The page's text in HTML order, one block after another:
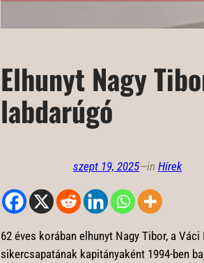
Elhunyt Nagy
labdarúgó
szept 19, 2025—in Hírek
62 éves korában elhunyt Nagy Tibor, a
sikercsapatának kapitányaként 1994-ben